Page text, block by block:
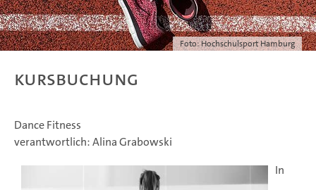
Foto: Hochschulsport Hamburg
Kursbuchung
Dance Fitness
verantwortlich: Alina Grabowski
In